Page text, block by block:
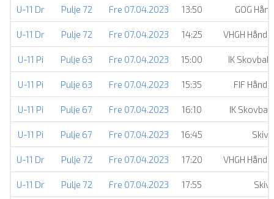
U-11 Dr Pulje 72 Fre 07.04.2023 13:50 GOG
U-11 Dr Pulje 72 Fre 07.04.2023 14:25 VHGH
U-11 Pi Pulje 63 Fre 07.04.2023 15:00 IK
U-11 Pi Pulje 63 Fre 07.04.2023 15:35 FIF
U-11 Pi Pulje 67 Fre 07.04.2023 16:10 IK
U-11 Pi Pulje 67 Fre 07.04.2023 16:45
U-11 Dr Pulje 72 Fre 07.04.2023 17:20 VHGH
U-11 Dr Pulje 72 Fre 07.04.2023 17:55